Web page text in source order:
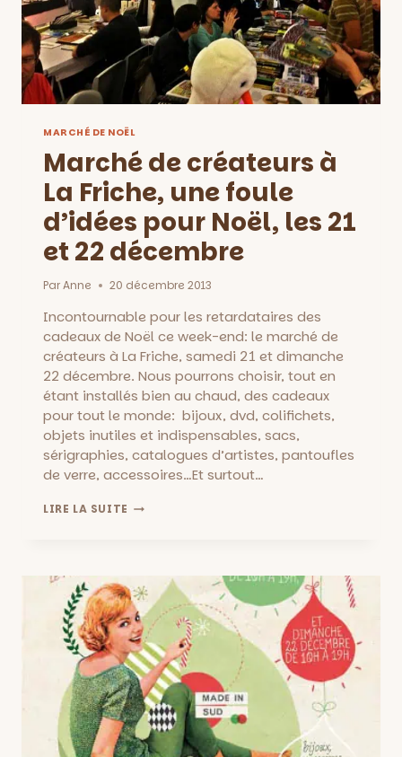
MARCHÉ DE NOËL
Marché de créateurs à
La Friche, une foule
d’idées pour Noël, les 21
et 22 décembre
ParAnne 20 décembre 2013
Incontournable pour les retardataires des
cadeaux de Noël ce week-end: le marché de
créateurs à La Friche, samedi 21 et dimanche
22 décembre. Nous pourrons choisir, tout en
étant installés bien au chaud, des cadeaux
pour tout le monde: bijoux, dvd, colifichets,
objets inutiles et indispensables, sacs,
sérigraphies, catalogues d’artistes, pantoufles
de verre, accessoires…Et surtout…
LIRE LA SUITE MARCHÉ
FRICHE,
UNE
FOULE
D’IDÉES
POUR
NOËL,
LES
21
ET
22
DÉCEMBRE